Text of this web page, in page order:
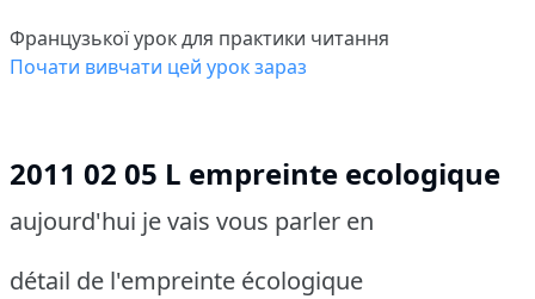
Французької урок для практики читання
Почати вивчати цей урок зараз
2011 02 05 L empreinte ecologique
aujourd'hui je vais vous parler en
détail de l'empreinte écologique